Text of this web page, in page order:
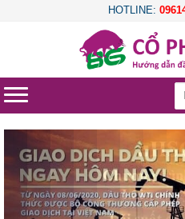
HOTLINE: